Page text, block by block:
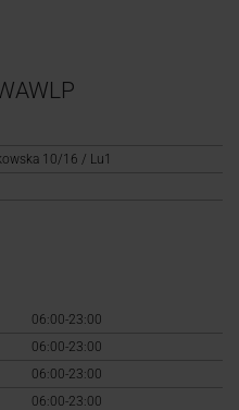
10/16 / Lu1
06:00-23:00
06:00-23:00
06:00-23:00
06:00-23:00